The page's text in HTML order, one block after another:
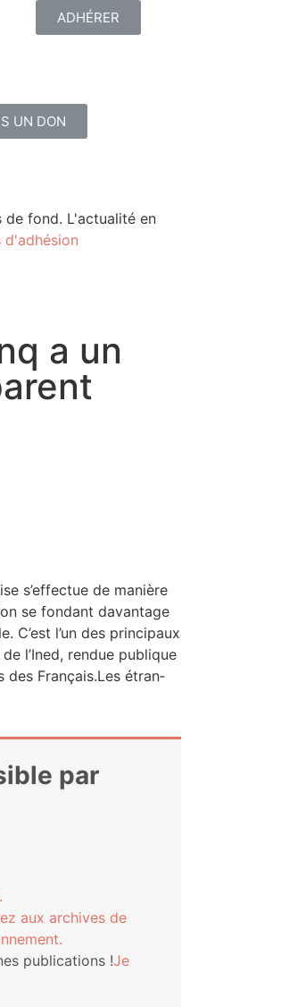
ADHÉRER
UN DON
de fond. L'actualité en
a un
s’effectue de manière
se fon­dant davan­tage
C’est l’un des prin­ci­paux
l’Ined, ren­due publique
des Français.Les étran­
par
aux archives de
publi­ca­tions !Je